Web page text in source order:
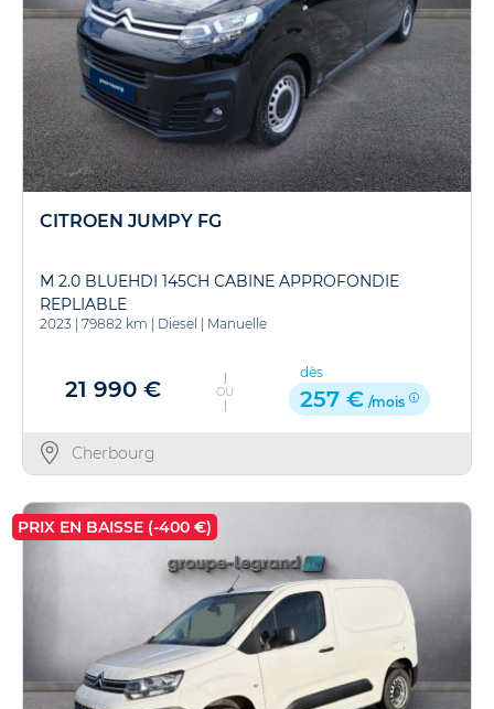
CITROEN JUMPY FG
M 2.0 BLUEHDI 145CH CABINE APPROFONDIE
REPLIABLE
2023 79882 km Diesel Manuelle
21 990 € OU
dès
257 € /mois
Cherbourg
PRIX EN BAISSE (-400 €)